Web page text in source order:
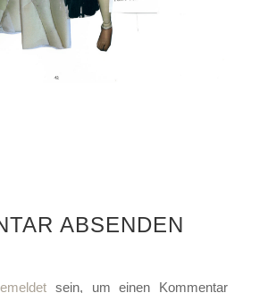
ABSENDEN
sein, um einen Kommentar